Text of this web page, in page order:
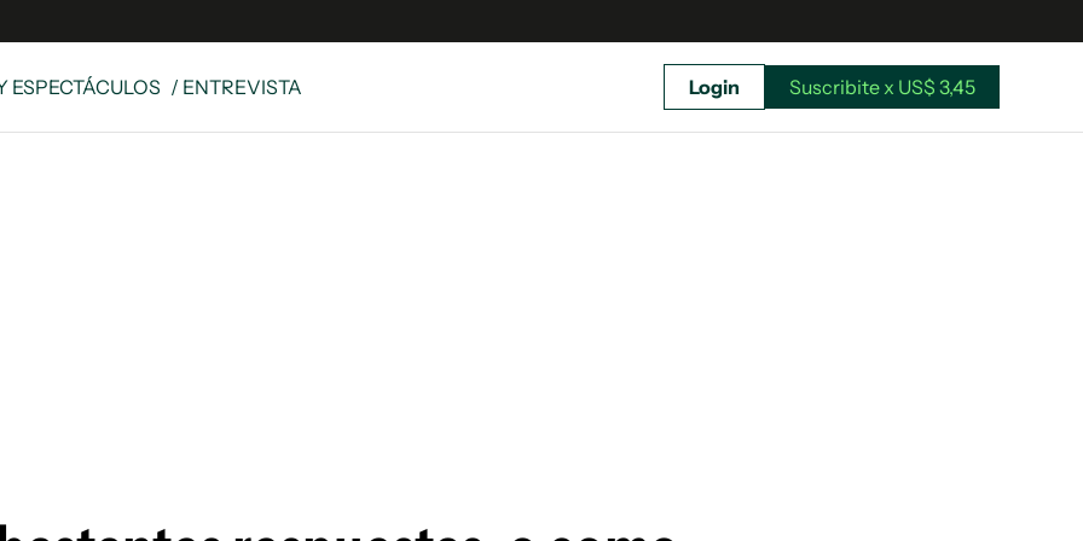
ESPECTÁCULOS / ENTREVISTA Login Suscribite x US$ 3,45